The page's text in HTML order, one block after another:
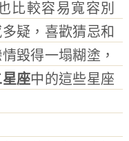
比較容易寬容別
疑，喜歡猜忌和
毀得一塌糊塗，
座中的這些星座